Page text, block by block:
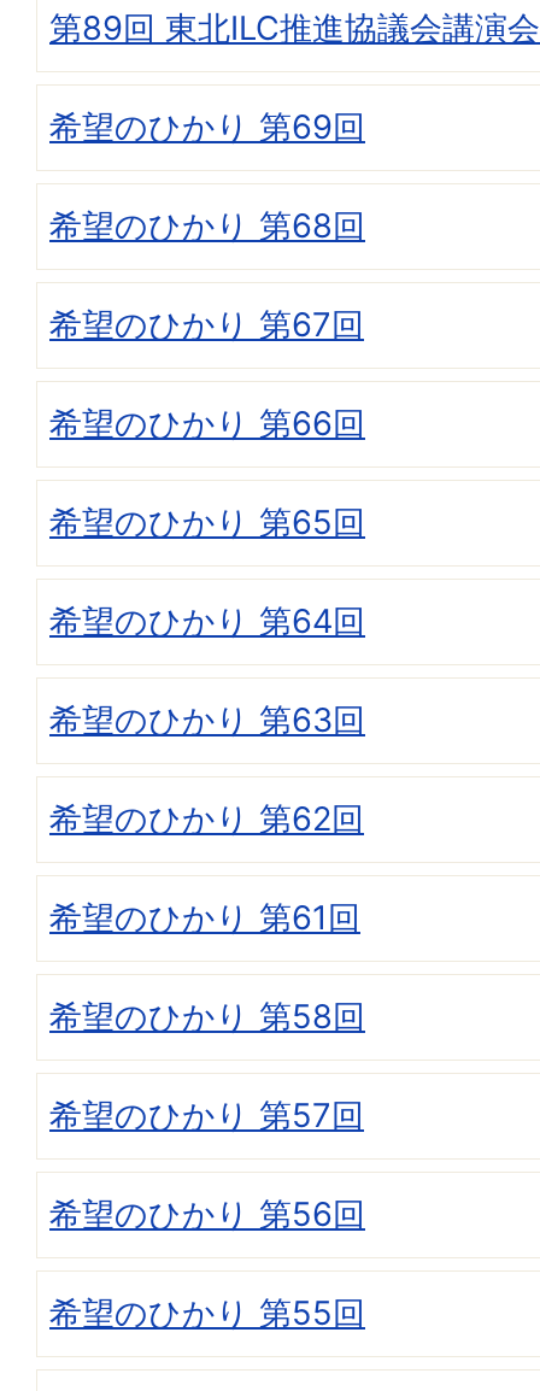
第89回 東北ILC推進協議会講演会
希望のひかり 第69回
希望のひかり 第68回
希望のひかり 第67回
希望のひかり 第66回
希望のひかり 第65回
希望のひかり 第64回
希望のひかり 第63回
希望のひかり 第62回
希望のひかり 第61回
希望のひかり 第58回
希望のひかり 第57回
希望のひかり 第56回
希望のひかり 第55回